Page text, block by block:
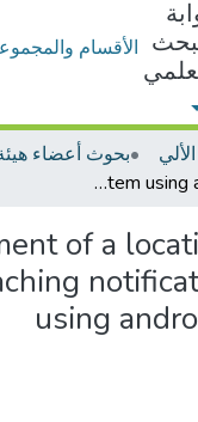
الأقسام
Development of a location – based approaching notification system using android platform
of a
using